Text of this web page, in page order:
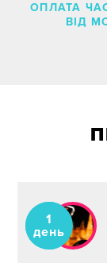
ОПЛАТА
ВІД
1
день